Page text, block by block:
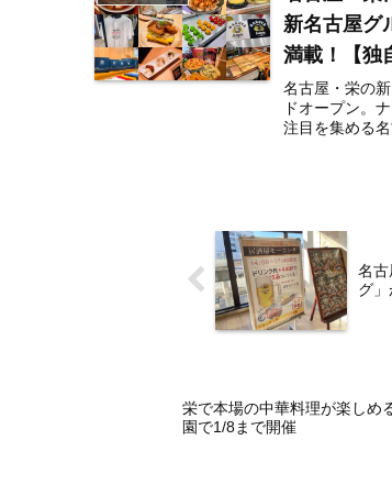
新名古屋グ
満載！【独
名古屋・栄の
ドオープン。
注目を集める
名古
グ
栄で本場の中華料理が楽しめ
園で1/8まで開催